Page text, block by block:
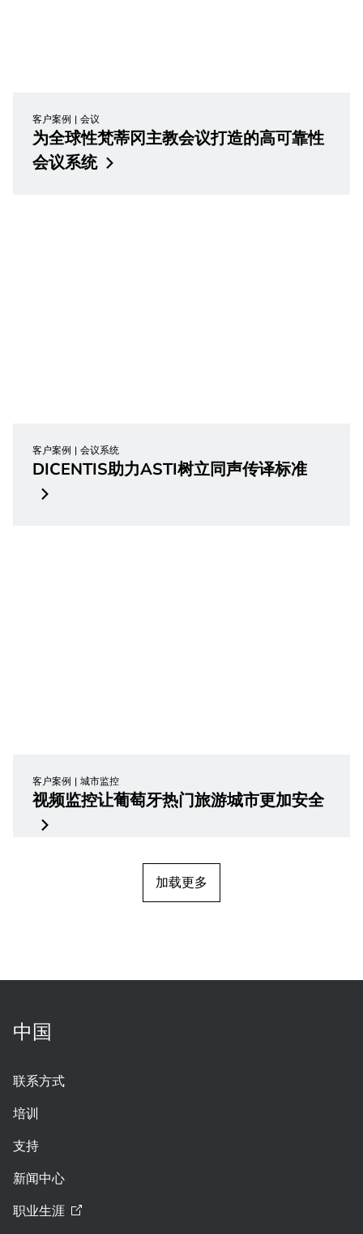
客户案例 会议
为全球性梵蒂冈主教会议打造的高可靠性
会议系统
客户案例 会议系统
DICENTIS助力ASTI树立同声传译标准
客户案例 城市监控
视频监控让葡萄牙热门旅游城市更加安全
加载更多
中国
联系方式
培训
支持
新闻中心
职业生涯